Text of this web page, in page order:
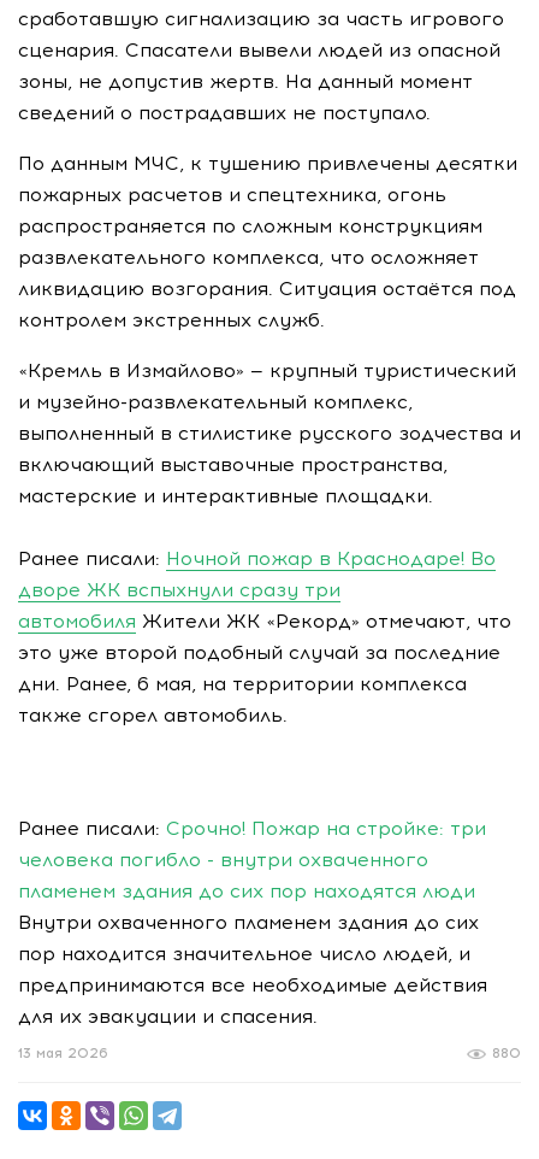
сработавшую сигнализацию за часть игрового
сценария. Спасатели вывели людей из опасной
зоны, не допустив жертв. На данный момент
сведений о пострадавших не поступало.
По данным МЧС, к тушению привлечены десятки
пожарных расчетов и спецтехника, огонь
распространяется по сложным конструкциям
развлекательного комплекса, что осложняет
ликвидацию возгорания. Ситуация остаётся под
контролем экстренных служб.
«Кремль в Измайлово» — крупный туристический
и музейно-развлекательный комплекс,
выполненный в стилистике русского зодчества и
включающий выставочные пространства,
мастерские и интерактивные площадки.
Ранее писали: Ночной пожар в Краснодаре! Во
дворе ЖК вспыхнули сразу три
автомобиля Жители ЖК «Рекорд» отмечают, что
это уже второй подобный случай за последние
дни. Ранее, 6 мая, на территории комплекса
также сгорел автомобиль.
Ранее писали: Срочно! Пожар на стройке: три
человека погибло - внутри охваченного
пламенем здания до сих пор находятся люди
Внутри охваченного пламенем здания до сих
пор находится значительное число людей, и
предпринимаются все необходимые действия
для их эвакуации и спасения.
880
13 мая 2026